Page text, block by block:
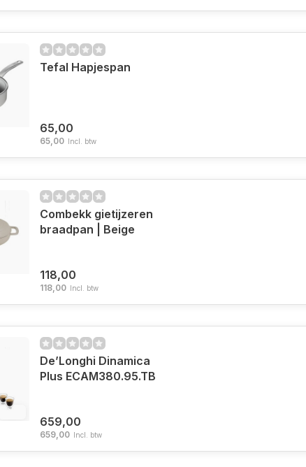
Tefal Hapjespan
65,00
65,00 Incl. btw
Combekk gietijzeren
braadpan | Beige
118,00
118,00 Incl. btw
6%
De’Longhi Dinamica
Plus ECAM380.95.TB
659,00
659,00 Incl. btw